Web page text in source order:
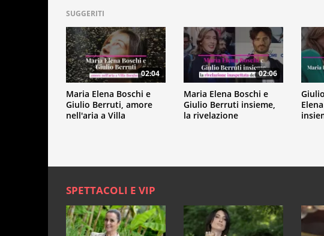
SUGGERITI
02:04
Maria Elena Boschi e
Giulio Berruti, amore
nell'aria a Villa
02:06
Maria Elena Boschi e
Giulio Berruti insieme,
la rivelazione
SPETTACOLI E VIP